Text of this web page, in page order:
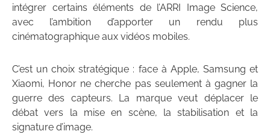
intégrer certains éléments de l’ARRI Image Science,
avec l’ambition d’apporter un rendu plus
cinématographique aux vidéos mobiles.
C’est un choix stratégique : face à Apple, Samsung et
Xiaomi, Honor ne cherche pas seulement à gagner la
guerre des capteurs. La marque veut déplacer le
débat vers la mise en scène, la stabilisation et la
signature d’image.